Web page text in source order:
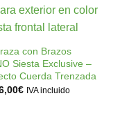
con Brazos
Siesta Exclusive –
Cuerda Trenzada
€ElIVA incluido